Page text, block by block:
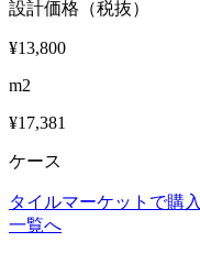
設計価格（税抜）
¥13,800
m2
¥17,381
ケース
タイルマーケットで購入
一覧へ